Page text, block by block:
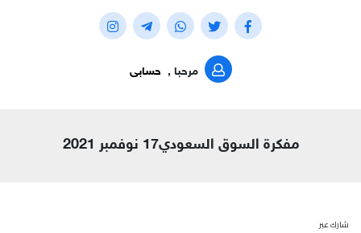
مرحبا , حسابى
مفكرة السوق السعودي17 نوفمبر 2021
شارك عبر